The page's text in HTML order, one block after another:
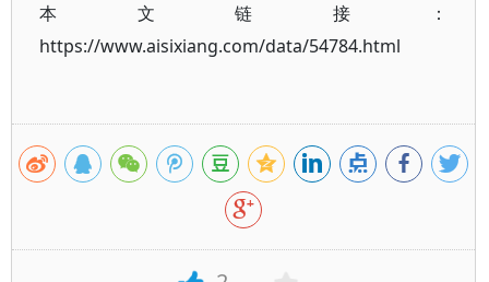
本文链接：
https://www.aisixiang.com/data/54784.html